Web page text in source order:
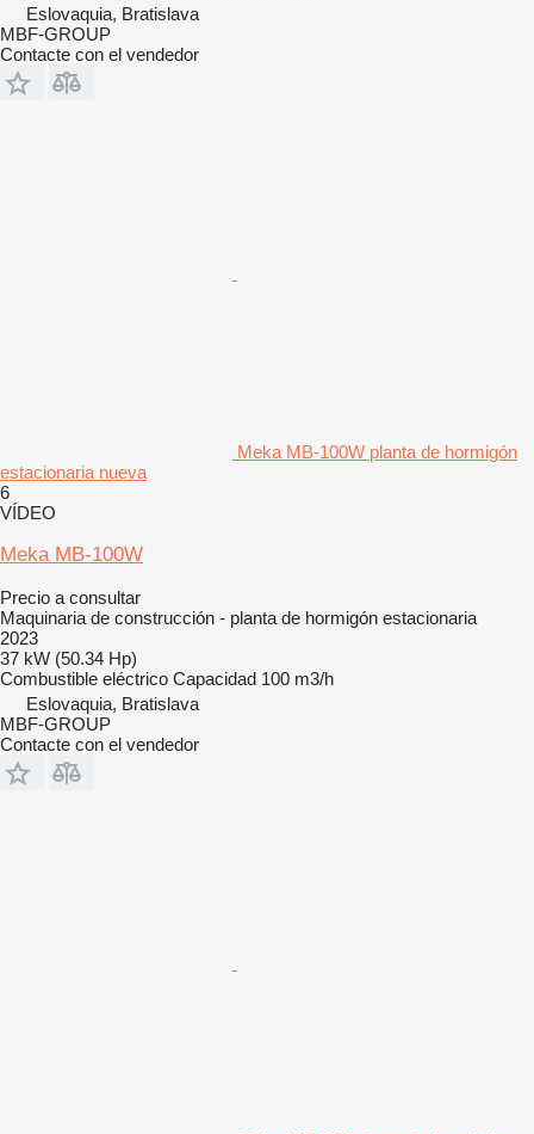
Eslovaquia, Bratislava
MBF-GROUP
Contacte con el vendedor
Meka MB-100W planta de hormigón
estacionaria nueva
6
VÍDEO
Meka MB-100W
Precio a consultar
Maquinaria de construcción - planta de hormigón estacionaria
2023
37 kW (50.34 Hp)
Combustible eléctrico Capacidad 100 m3/h
Eslovaquia, Bratislava
MBF-GROUP
Contacte con el vendedor